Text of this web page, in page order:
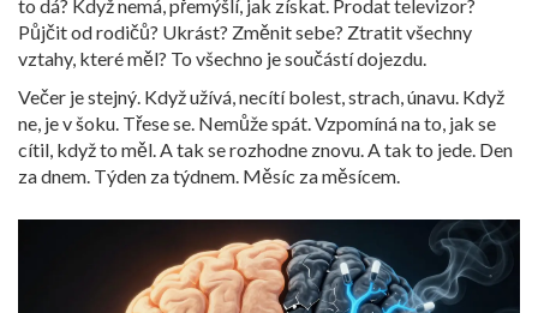
to dá? Když nemá, přemýšlí, jak získat. Prodat televizor?
Půjčit od rodičů? Ukrást? Změnit sebe? Ztratit všechny
vztahy, které měl? To všechno je součástí dojezdu.
Večer je stejný. Když užívá, necítí bolest, strach, únavu. Když
ne, je v šoku. Třese se. Nemůže spát. Vzpomíná na to, jak se
cítil, když to měl. A tak se rozhodne znovu. A tak to jede. Den
za dnem. Týden za týdnem. Měsíc za měsícem.